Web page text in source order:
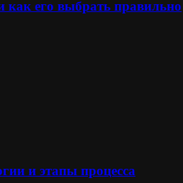
как его выбрать правильно
и этапы процесса